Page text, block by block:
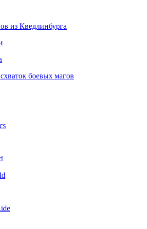
из Кведлинбурга
боевых магов